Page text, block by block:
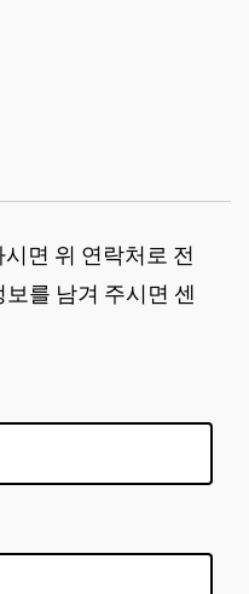
면 위 연락처로 전
를 남겨 주시면 센